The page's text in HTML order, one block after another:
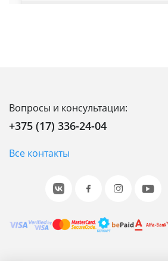
Вопросы и консультации:
+375 (17) 336-24-04
Все контакты